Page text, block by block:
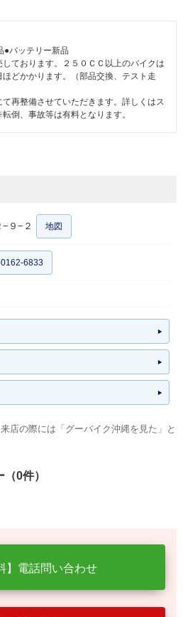
●バッテリー新品
ております。２５０ＣＣ以上のバイクは
どかかります。（部品交換、テスト走
再整備させていただきます。詳しくはス
倒、事故等は有料となります。
９−２ 地図
6833
店の際には「グーバイク沖縄を見た」と
0件）
】電話問い合わせ